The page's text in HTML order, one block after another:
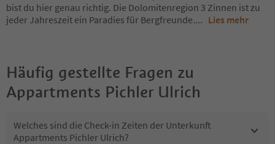
bist du hier genau richtig. Die Dolomitenregion 3 Zinnen ist zu
jeder Jahreszeit ein Paradies für Bergfreunde.... Lies mehr
Häufig gestellte Fragen zu
Appartments Pichler Ulrich
Welches sind die Check-in Zeiten der Unterkunft
Appartments Pichler Ulrich?